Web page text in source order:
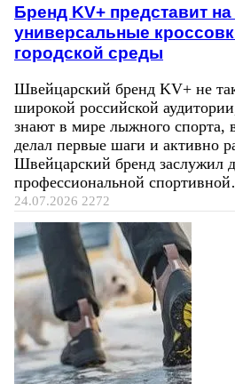
Бренд KV+ представит
универсальные
городской среды
Швейцарский бренд KV+ не
широкой российской
знают в мире лыжного спорта,
делал первые шаги и активно
Швейцарский бренд заслужил
профессиональной
24.07.2026 2272